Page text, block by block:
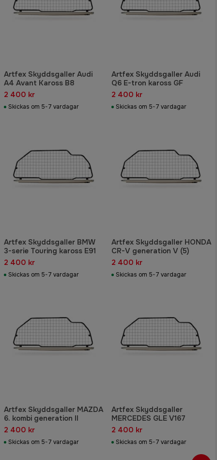
Artfex Skyddsgaller Audi
A4 Avant Kaross B8
2 400 kr
Skickas om 5-7 vardagar
Artfex Skyddsgaller Audi
Q6 E-tron kaross GF
2 400 kr
Skickas om 5-7 vardagar
Artfex Skyddsgaller BMW
3-serie Touring kaross E91
2 400 kr
Skickas om 5-7 vardagar
Artfex Skyddsgaller HONDA
CR-V generation V (5)
2 400 kr
Skickas om 5-7 vardagar
Artfex Skyddsgaller MAZDA
6. kombi generation II
2 400 kr
Skickas om 5-7 vardagar
Artfex Skyddsgaller
MERCEDES GLE V167
2 400 kr
Skickas om 5-7 vardagar